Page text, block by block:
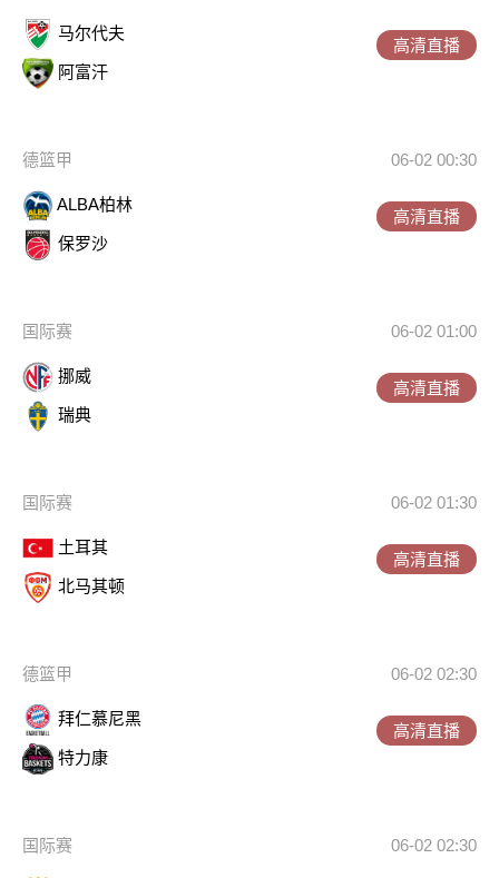
马尔代夫
阿富汗
高清直播
德篮甲 06-02 00:30
ALBA柏林
保罗沙
高清直播
国际赛 06-02 01:00
挪威
瑞典
高清直播
国际赛 06-02 01:30
土耳其
北马其顿
高清直播
德篮甲 06-02 02:30
拜仁慕尼黑
特力康
高清直播
国际赛 06-02 02:30